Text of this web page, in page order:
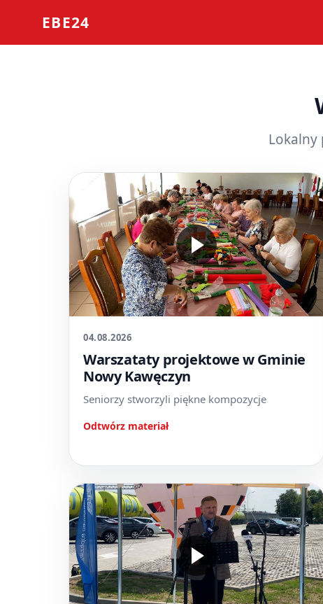
EBE24
Lokalny
04.08.2026
Warszataty projektowe w Gminie
Nowy Kawęczyn
Seniorzy stworzyli piękne kompozycje
Odtwórz materiał